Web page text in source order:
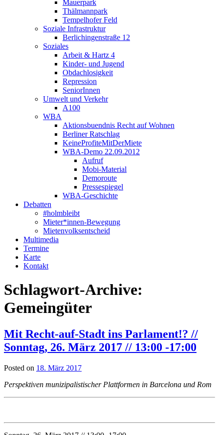
Mauerpark
Thälmannpark
Tempelhofer Feld
Soziale Infrastruktur
Berlichingenstraße 12
Soziales
Arbeit & Hartz 4
Kinder- und Jugend
Obdachlosigkeit
Repression
SeniorInnen
Umwelt und Verkehr
A100
WBA
Aktionsbuendnis Recht auf Wohnen
Berliner Ratschlag
KeineProfiteMitDerMiete
WBA-Demo 22.09.2012
Aufruf
Mobi-Material
Demoroute
Pressespiegel
WBA-Geschichte
Debatten
#holmbleibt
Mieter*innen-Bewegung
Mietenvolksentscheid
Multimedia
Termine
Karte
Kontakt
Schlagwort-Archive:
Gemeingüter
Mit Recht-auf-Stadt ins Parlament!? //
Sonntag, 26. März 2017 // 13:00 -17:00
Posted on 18. März 2017
Perspektiven munizipalistischer Plattformen in Barcelona und Rom